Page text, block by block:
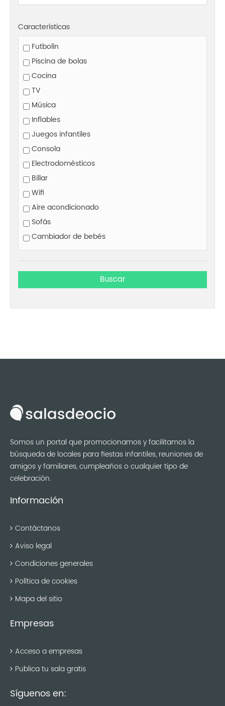
Características
Futbolín
Piscina de bolas
Cocina
TV
Música
Inflables
Juegos infantiles
Consola
Electrodomésticos
Billar
Wifi
Aire acondicionado
Sofás
Cambiador de bebés
Somos un portal que promocionamos y facilitamos la
búsqueda de locales para fiestas infantiles, reuniones de
amigos y familiares, cumpleaños o cualquier tipo de
celebración.
Información
Contáctanos
Aviso legal
Condiciones generales
Política de cookies
Mapa del sitio
Empresas
Acceso a empresas
Publica tu sala gratis
Síguenos en: